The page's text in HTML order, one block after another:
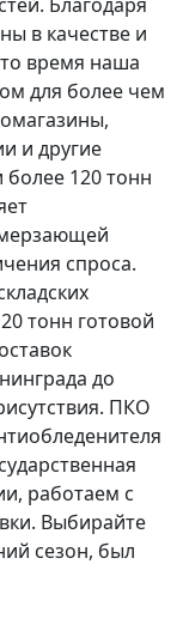
в качестве и
время наша
для более чем
и другие
120 тонн
спроса.
тонн готовой
до
ПКО
работаем с
Выбирайте
сезон, был